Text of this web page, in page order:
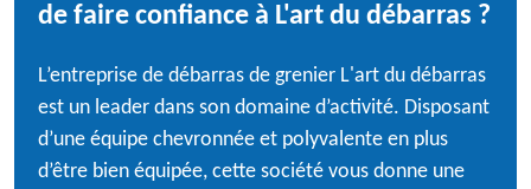
de faire confiance à L'art du débarras ?
L’entreprise de débarras de grenier L'art du débarras
est un leader dans son domaine d’activité. Disposant
d’une équipe chevronnée et polyvalente en plus
d’être bien équipée, cette société vous donne une